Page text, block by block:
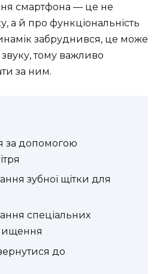
смартфона — це не
а й про функціональність
забруднився, це може
тому важливо
за ним.
за допомогою
зубної щітки для
спеціальних
до